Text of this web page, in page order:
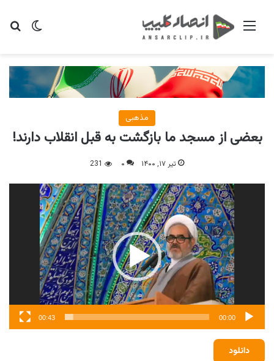
تغییر منو
مذهبی
بعضی از مسجد ما بازگشت به قبل انقلاب دارند!
تیر ۱۷, ۱۴۰۰ ۰ 231
نمایشگر
00:00
00:43
دانلود